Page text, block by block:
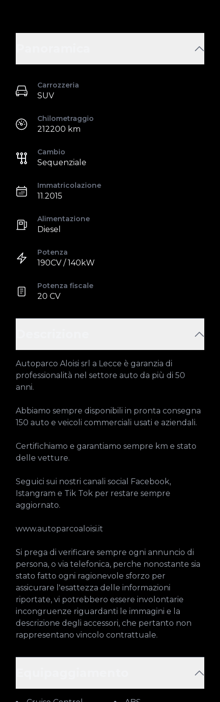
Carrozzeria
SUV
Chilometraggio
212200 km
Cambio
Sequenziale
Immatricolazione
11.2015
Alimentazione
Diesel
Potenza
190CV / 140kW
Potenza fiscale
20 CV
Autoparco Aloisi srl a Lecce è garanzia di
professionalità nel settore auto da più di 50
anni.
Abbiamo sempre disponibili in pronta consegna
150 auto e veicoli commerciali usati e aziendali.
Certifichiamo e garantiamo sempre km e stato
delle vetture.
Seguici sui nostri canali social Facebook,
Istangram e Tik Tok per restare sempre
aggiornato.
www.autoparcoaloisi.it
Si prega di verificare sempre ogni annuncio di
persona, o via telefonica, perche nonostante sia
stato fatto ogni ragionevole sforzo per
assicurare l'esattezza delle informazioni
riportate, vi potrebbero essere involontarie
incongruenze riguardanti le immagini e la
descrizione degli accessori, che pertanto non
rappresentano vincolo contrattuale.